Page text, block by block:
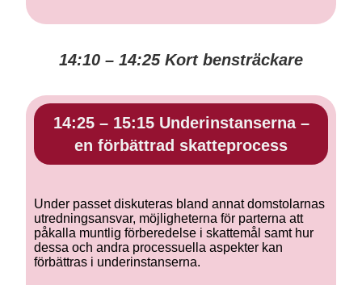
14:10 – 14:25 Kort bensträckare
14:25 – 15:15 Underinstanserna –
en förbättrad skatteprocess
Under passet diskuteras bland annat domstolarnas
utredningsansvar, möjligheterna för parterna att
påkalla muntlig förberedelse i skattemål samt hur
dessa och andra processuella aspekter kan
förbättras i underinstanserna.